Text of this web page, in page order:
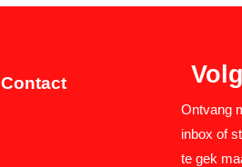
Contact
Ontvang
inbox of
te gek